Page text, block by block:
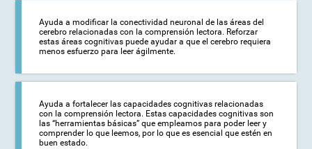
Ayuda a modificar la conectividad neuronal de las áreas del
cerebro relacionadas con la comprensión lectora. Reforzar
estas áreas cognitivas puede ayudar a que el cerebro requiera
menos esfuerzo para leer ágilmente.
Ayuda a fortalecer las capacidades cognitivas relacionadas
con la comprensión lectora. Estas capacidades cognitivas son
las “herramientas básicas” que empleamos para poder leer y
comprender lo que leemos, por lo que es esencial que estén en
buen estado.